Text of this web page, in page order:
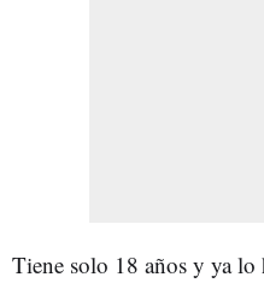
Tiene solo 18 años y ya lo